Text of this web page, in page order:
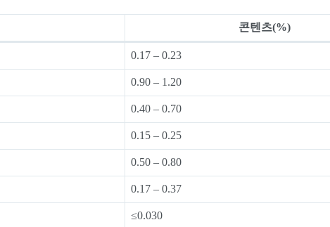
콘텐츠(%)
0.17 – 0.23
0.90 – 1.20
0.40 – 0.70
0.15 – 0.25
0.50 – 0.80
0.17 – 0.37
≤0.030